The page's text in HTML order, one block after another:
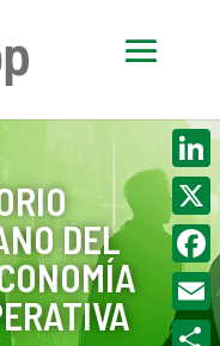
DEL
X
Email